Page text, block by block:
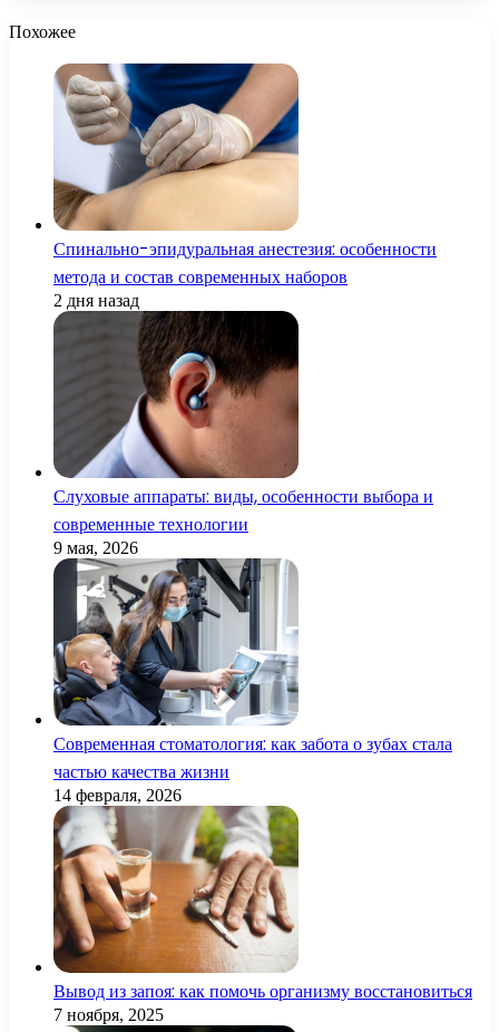
Похожее
Спинально-эпидуральная анестезия: особенности
метода и состав современных наборов
2 дня назад
Слуховые аппараты: виды, особенности выбора и
современные технологии
9 мая, 2026
Современная стоматология: как забота о зубах стала
частью качества жизни
14 февраля, 2026
Вывод из запоя: как помочь организму восстановиться
7 ноября, 2025